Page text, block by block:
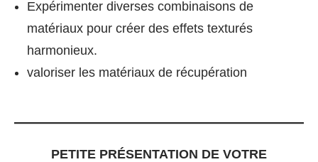
Expérimenter diverses combinaisons de
matériaux pour créer des effets texturés
harmonieux.
valoriser les matériaux de récupération
PETITE PRÉSENTATION DE VOTRE